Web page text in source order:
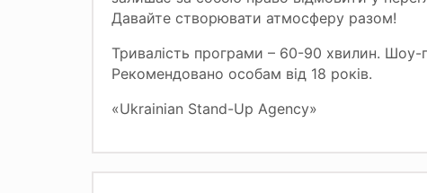
Давайте створювати атмосферу разом!
Тривалість програми – 60-90 хвилин.
Рекомендовано особам від 18 років.
«Ukrainian Stand-Up Agency»